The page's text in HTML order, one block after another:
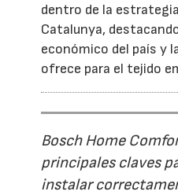
dentro de la
Catalunya,
económico del país y
ofrece para el tejido
Bosch Home
principales claves
instalar